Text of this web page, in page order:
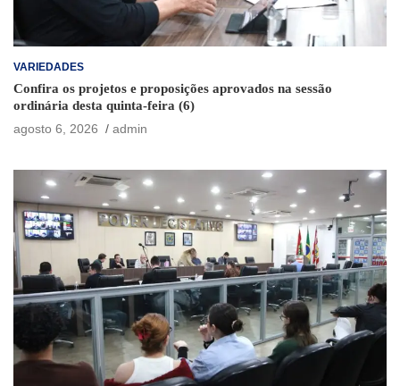
VARIEDADES
Confira os projetos e proposições aprovados na sessão
ordinária desta quinta-feira (6)
agosto 6, 2026
admin